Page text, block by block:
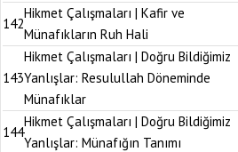
142
Hikmet Çalışmaları | Kafir ve
Münafıkların Ruh Hali
143
Hikmet Çalışmaları | Doğru Bildiğimiz
Yanlışlar: Resulullah Döneminde
Münafıklar
144
Hikmet Çalışmaları | Doğru Bildiğimiz
Yanlışlar: Münafığın Tanımı